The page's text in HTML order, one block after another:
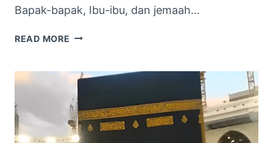
Bapak-bapak, Ibu-ibu, dan jemaah…
READ MORE NASKAH
KH.
RAHIMAHULLAH